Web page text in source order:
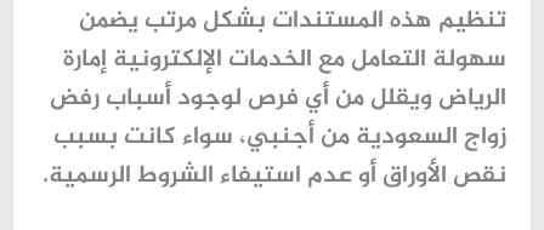
تنظيم هذه المستندات بشكل مرتب يضمن
سهولة التعامل معالخدمات الإلكترونية إمارة
الرياض ويقلل من أي فرص لوجودأسباب رفض
زواج السعودية من أجنبي، سواء كانت بسبب
نقص الأوراق أو عدم استيفاء الشروط الرسمية.